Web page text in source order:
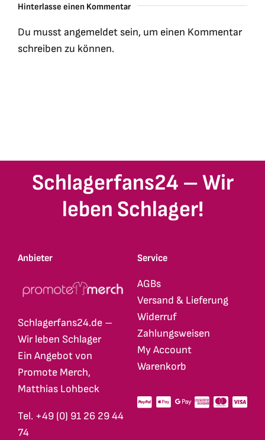
Hinterlasse einen Kommentar
Du musstangemeldet sein, um einen Kommentar
schreiben zu können.
Schlagerfans24 – Wir
leben Schlager!
Anbieter
Schlagerfans24.de –
Wir leben Schlager
Ein Angebot von
Promote Merch,
Matthias Lohbeck
Tel. +49 (0) 91 26 29 44
74
Service
AGBs
Versand & Lieferung
Widerruf
Zahlungsweisen
My Account
Warenkorb